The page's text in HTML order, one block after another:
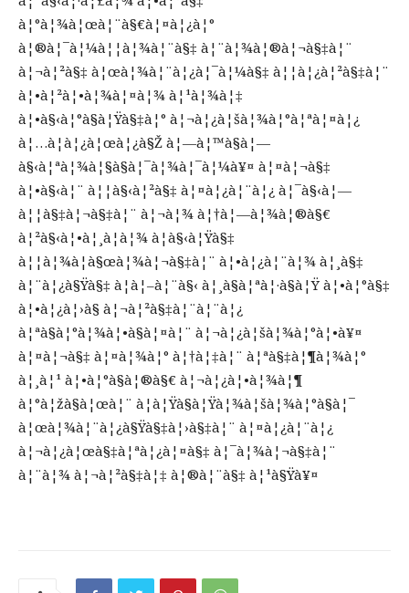
à¦°à¦¾à¦œà¦¨à§€à¦¤à¦¿à¦°
à¦®à¦¯à¦¼à¦¦à¦¾à¦¨à§‡ à¦¨à¦¾à¦®à¦¬à§‡à¦¨
à¦¬à¦²à§‡ à¦œà¦¾à¦¨à¦¿à¦¯à¦¼à§‡ à¦¦à¦¿à¦²à§‡à¦¨
à¦•à¦²à¦•à¦¾à¦¤à¦¾ à¦¹à¦¾à¦‡
à¦•à§‹à¦°à§à¦Ÿà§‡à¦° à¦¬à¦¿à¦šà¦¾à¦°à¦ªà¦¤à¦¿
à¦…à¦­à¦¿à¦œà¦¿à§Ž à¦—à¦™à§à¦—
à§‹à¦ªà¦¾à¦§à§à¦¯à¦¾à¦¯à¦¼à¥¤ à¦¤à¦¬à§‡
à¦•à§‹à¦¨ à¦¦à§‹à¦²à§‡ à¦¤à¦¿à¦¨à¦¿ à¦¯à§‹à¦—
à¦¦à§‡à¦¬à§‡à¦¨ à¦¬à¦¾ à¦†à¦—à¦¾à¦®à§€
à¦²à§‹à¦•à¦¸à¦­à¦¾ à¦­à§‹à¦Ÿà§‡
à¦¦à¦¾à¦à§œà¦¾à¦¬à§‡à¦¨ à¦•à¦¿à¦¨à¦¾ à¦¸à§‡
à¦¨à¦¿à§Ÿà§‡ à¦à¦–à¦¨à§‹ à¦¸à§à¦ªà¦·à§à¦Ÿ à¦•à¦°à§‡
à¦•à¦¿à¦›à§ à¦¬à¦²à§‡à¦¨à¦¨à¦¿
à¦ªà§à¦°à¦¾à¦•à§à¦¤à¦¨ à¦¬à¦¿à¦šà¦¾à¦°à¦•à¥¤
à¦¤à¦¬à§‡ à¦¤à¦¾à¦° à¦†à¦‡à¦¨ à¦ªà§‡à¦¶à¦¾à¦°
à¦¸à¦¹ à¦•à¦°à§à¦®à§€ à¦¬à¦¿à¦•à¦¾à¦¶
à¦°à¦žà§à¦œà¦¨ à¦­à¦Ÿà§à¦Ÿà¦¾à¦šà¦¾à¦°à§à¦¯
à¦œà¦¾à¦¨à¦¿à§Ÿà§‡à¦›à§‡à¦¨ à¦¤à¦¿à¦¨à¦¿
à¦¬à¦¿à¦œà§‡à¦ªà¦¿à¦¤à§‡ à¦¯à¦¾à¦¬à§‡à¦¨
à¦¨à¦¾ à¦¬à¦²à§‡à¦‡ à¦®à¦¨à§‡ à¦¹à§Ÿà¥¤